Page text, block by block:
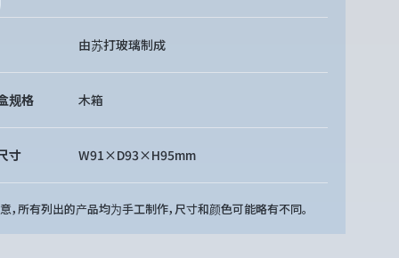
由苏打玻璃制成
规格 木箱
寸 W91×D93×H95mm
，所有列出的产品均为手工制作，尺寸和颜色可能略有不同。